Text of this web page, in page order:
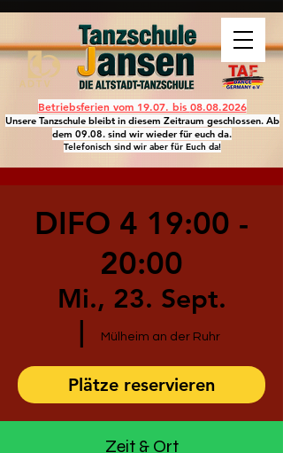
Betriebsferien vom 19.07. bis 08.08.2026
Unsere Tanzschule bleibt in diesem Zeitraum geschlossen. Ab
dem 09.08. sind wir wieder für euch da.
Telefonisch sind wir aber für Euch da!
DIFO 4 19:00 -
20:00
Mi., 23. Sept.
Mülheim an der Ruhr
Plätze reservieren
Zeit & Ort